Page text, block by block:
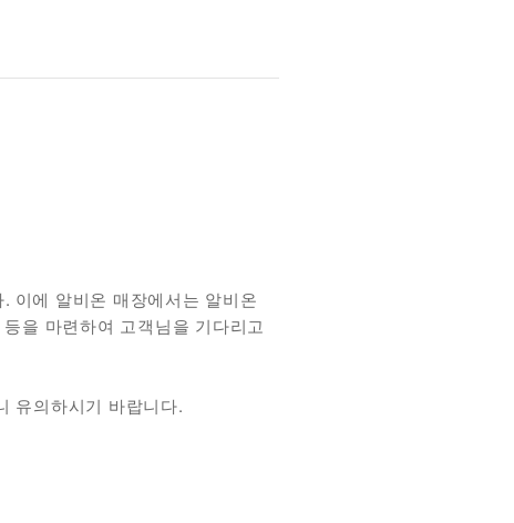
이에 알비온 매장에서는 알비온
을 마련하여 고객님을 기다리고
유의하시기 바랍니다.